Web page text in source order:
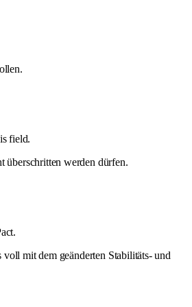
field.
überschritten werden dürfen.
mit dem geänderten Stabilitäts- und